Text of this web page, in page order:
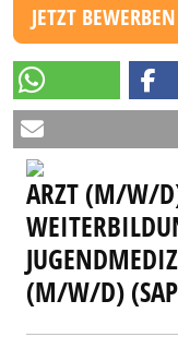
JETZT BEWERBEN
ARZT (M/W/
(M/W/D)